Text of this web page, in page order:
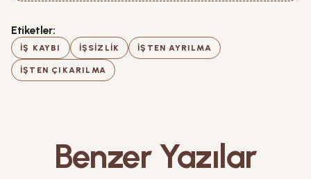
Etiketler:
IŞ KAYBI IŞSIZLIK IŞTEN AYRILMA
IŞTEN ÇIKARILMA
Benzer Yazılar